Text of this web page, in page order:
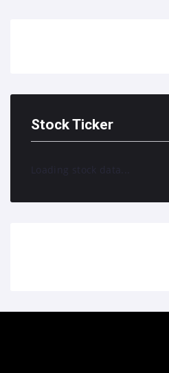
Stock Ticker
Loading stock data...